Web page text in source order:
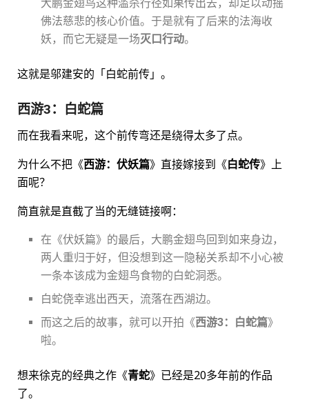
大鹏金翅鸟这种滥杀行径如果传出去，却足以动摇
佛法慈悲的核心价值。于是就有了后来的法海收
妖，而它无疑是一场灭口行动。
这就是邬建安的「白蛇前传」。
西游3：白蛇篇
而在我看来呢，这个前传弯还是绕得太多了点。
为什么不把《西游：伏妖篇》直接嫁接到《白蛇传》上
面呢？
简直就是直截了当的无缝链接啊：
在《伏妖篇》的最后，大鹏金翅鸟回到如来身边，
两人重归于好，但没想到这一隐秘关系却不小心被
一条本该成为金翅鸟食物的白蛇洞悉。
白蛇侥幸逃出西天，流落在西湖边。
而这之后的故事，就可以开拍《西游3：白蛇篇》
啦。
想来徐克的经典之作《青蛇》已经是20多年前的作品
了。